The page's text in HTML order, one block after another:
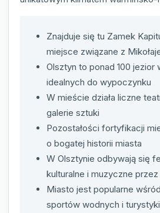
Znajduje się tu Zamek
miejsce związane z
Olsztyn to ponad 100 jezior
idealnych do wypoczynku
W mieście działa liczne
galerie sztuki
Pozostałości fortyfikacji
o bogatej historii miasta
W Olsztynie odbywają się
kulturalne i muzyczne przez
Miasto jest popularne
sportów wodnych i